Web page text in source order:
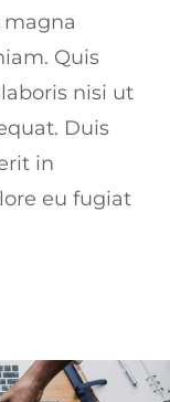
Quis
nisi ut
Duis
in
eu fugiat